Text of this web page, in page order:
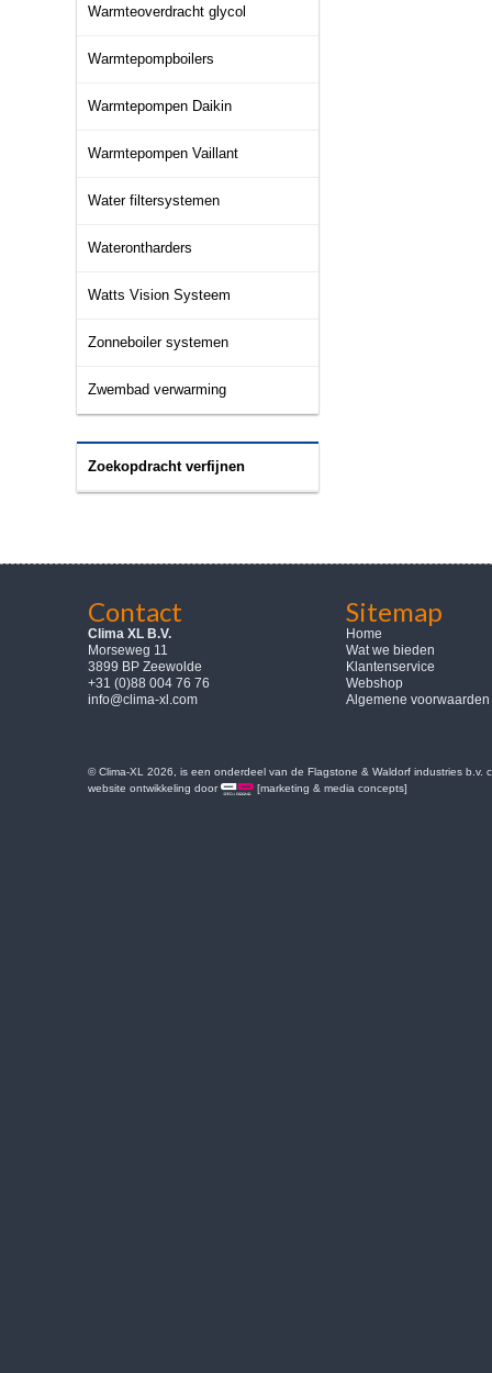
Warmteoverdracht glycol
Warmtepompboilers
Warmtepompen Daikin
Warmtepompen Vaillant
Water filtersystemen
Waterontharders
Watts Vision Systeem
Zonneboiler systemen
Zwembad verwarming
Zoekopdracht verfijnen
Contact
Clima XL B.V.
Morseweg 11
3899 BP Zeewolde
+31 (0)88 004 76 76
info@clima-xl.com
Sitemap
Home
Wat we bieden
Klantenservice
Webshop
Algemene voorwaarden
© Clima-XL 2026, is een onderdeel van de Flagstone & Waldorf industries b.v.
website ontwikkeling door
[marketing & media concepts]